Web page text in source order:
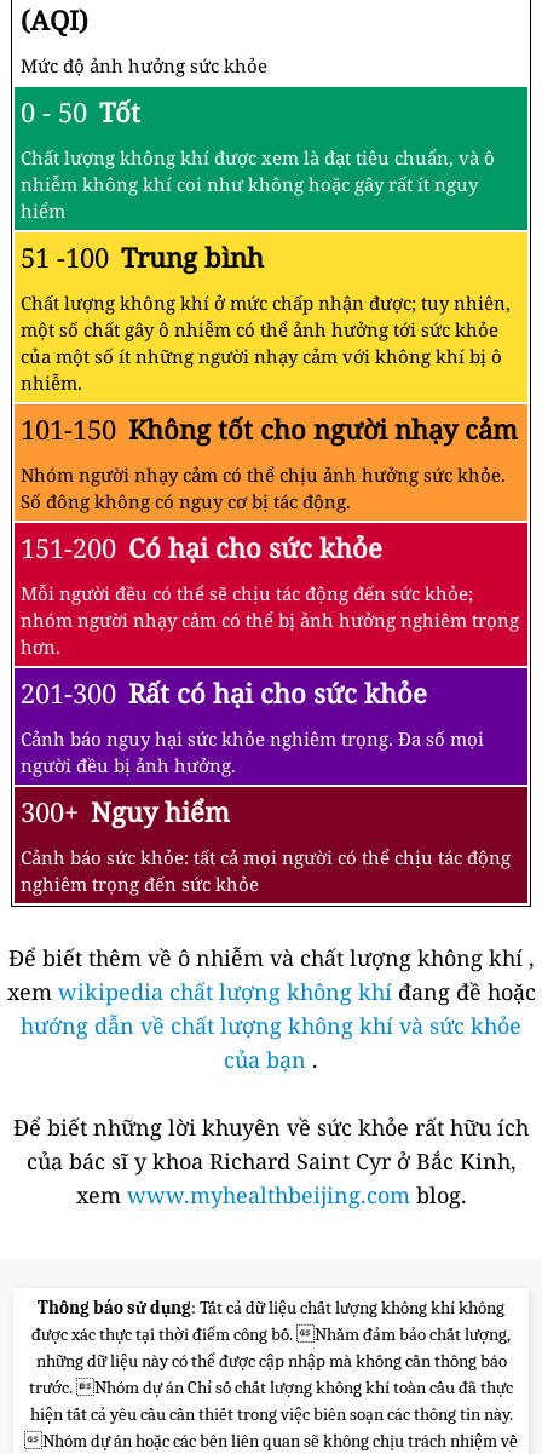
(AQI)
Mức độ ảnh hưởng sức khỏe
0 - 50 Tốt
Chất lượng không khí được xem là đạt tiêu chuẩn, và ô
nhiễm không khí coi như không hoặc gây rất ít nguy
hiểm
51 -100 Trung bình
Chất lượng không khí ở mức chấp nhận được; tuy nhiên,
một số chất gây ô nhiễm có thể ảnh hưởng tới sức khỏe
của một số ít những người nhạy cảm với không khí bị ô
nhiễm.
101-150 Không tốt cho người nhạy cảm
Nhóm người nhạy cảm có thể chịu ảnh hưởng sức khỏe.
Số đông không có nguy cơ bị tác động.
151-200 Có hại cho sức khỏe
Mỗi người đều có thể sẽ chịu tác động đến sức khỏe;
nhóm người nhạy cảm có thể bị ảnh hưởng nghiêm trọng
hơn.
201-300 Rất có hại cho sức khỏe
Cảnh báo nguy hại sức khỏe nghiêm trọng. Đa số mọi
người đều bị ảnh hưởng.
300+ Nguy hiểm
Cảnh báo sức khỏe: tất cả mọi người có thể chịu tác động
nghiêm trọng đến sức khỏe
Để biết thêm về ô nhiễm và chất lượng không khí ,
xem wikipedia chất lượng không khíđang đề hoặc
hướng dẫn về chất lượng không khí và sức khỏe
của bạn .
Để biết những lời khuyên về sức khỏe rất hữu ích
của bác sĩ y khoa Richard Saint Cyr ở Bắc Kinh,
xem www.myhealthbeijing.com blog.
Thông báo sử dụng: Tất cả dữ liệu chất lượng không khí không
được xác thực tại thời điểm công bố. Nhằm đảm bảo chất lượng,
những dữ liệu này có thể được cập nhập mà không cần thông báo
trước. Nhóm dự án Chỉ số chất lượng không khí toàn cầu đã thực
hiện tất cả yêu cầu cần thiết trong việc biên soạn các thông tin này.
Nhóm dự án hoặc các bên liên quan sẽ không chịu trách nhiệm về